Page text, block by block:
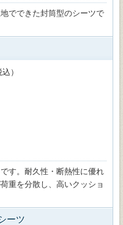
でできた封筒型のシーツで
）
す。耐久性・断熱性に優れ
重を分散し、高いクッショ
ーツ